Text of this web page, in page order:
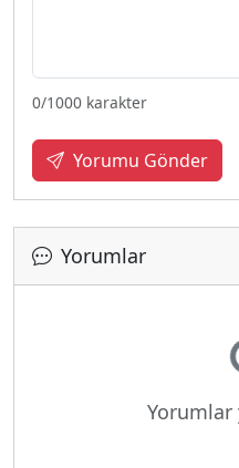
0/1000 karakter
Yorumu Gönder
Yorumlar
Yorumlar